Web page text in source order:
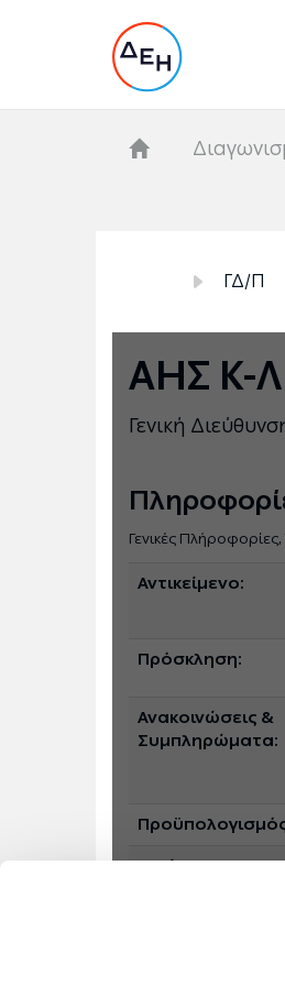
ΓΔ/Π
ΑΗΣ Κ-Λ
Γενική
Γενικές
Αντικείμενο:
Πρόσκληση:
Ανακοινώσεις &
Συμπληρώματα:
Διεύθυνση